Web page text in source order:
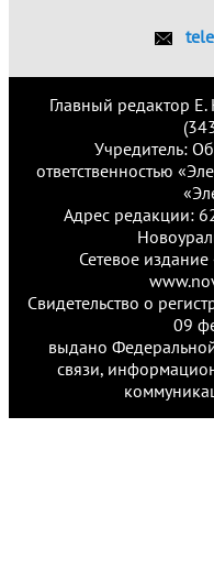
Главный редактор
Учредитель:
ответственностью
Адрес редакции:
Сетевое
Свидетельство о
09
выдано
связи,